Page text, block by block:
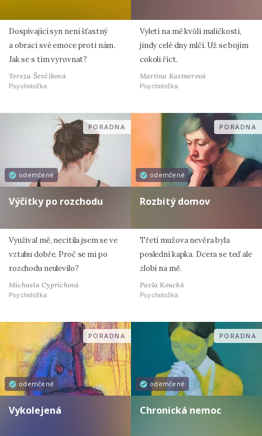
Dospívající syn není šťastný
a obrací své emoce proti nám.
Jak se s tím vyrovnat?
Tereza Ševčíková
Psycholožka
Vyletí na mě kvůli maličkosti,
jindy celé dny mlčí. Už se bojím
cokoli říct.
Martina Kastnerová
Psycholožka
odemčené
PORADNA
Výčitky po rozchodu
Využíval mě, necítila jsem se ve
vztahu dobře. Proč se mi po
rozchodu neulevilo?
Michaela Cyprichová
Psycholožka
odemčené
PORADNA
Rozbitý domov
Třetí mužova nevěra byla
poslední kapka. Dcera se teď ale
zlobí na mě.
Pavla Koucká
Psycholožka
odemčené
PORADNA
Vykolejená
odemčené
PORADNA
Chronická nemoc